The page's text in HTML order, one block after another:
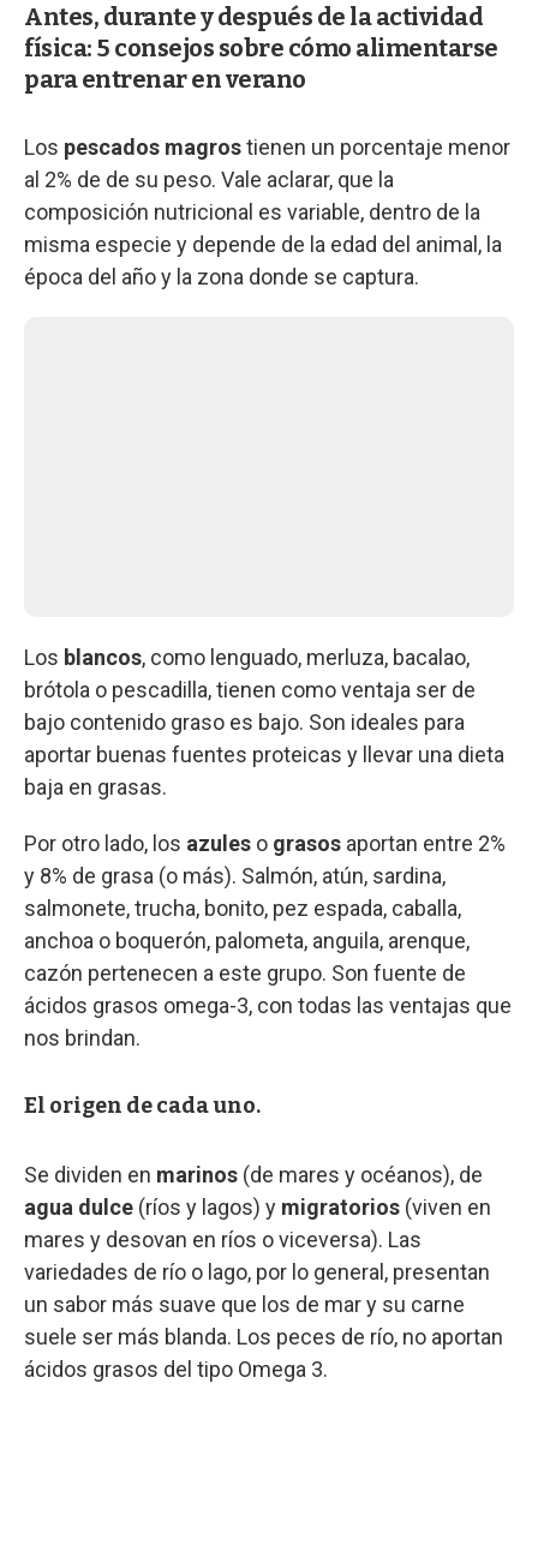
Antes, durante y después de la actividad
física: 5 consejos sobre cómo alimentarse
para entrenar en verano
Los pescados magrostienen un porcentaje menor
al 2% de de su peso. Vale aclarar, que la
composición nutricional es variable, dentro de la
misma especie y depende de la edad del animal, la
época del año y la zona donde se captura.
Los blancos, como lenguado, merluza, bacalao,
brótola o pescadilla, tienen como ventaja ser de
bajo contenido graso es bajo. Son ideales para
aportar buenas fuentes proteicas y llevar una dieta
baja en grasas.
Por otro lado, los azules o grasos aportan entre 2%
y 8% de grasa (o más). Salmón, atún, sardina,
salmonete, trucha, bonito, pez espada, caballa,
anchoa o boquerón, palometa, anguila, arenque,
cazón pertenecen a este grupo. Son fuente de
ácidos grasos omega-3, con todas las ventajas que
nos brindan.
El origen de cada uno.
Se dividen en marinos (de mares y océanos), de
agua dulce (ríos y lagos) y migratorios (viven en
mares y desovan en ríos o viceversa). Las
variedades de río o lago, por lo general, presentan
un sabor más suave que los de mar y su carne
suele ser más blanda. Los peces de río, no aportan
ácidos grasos del tipo Omega 3.